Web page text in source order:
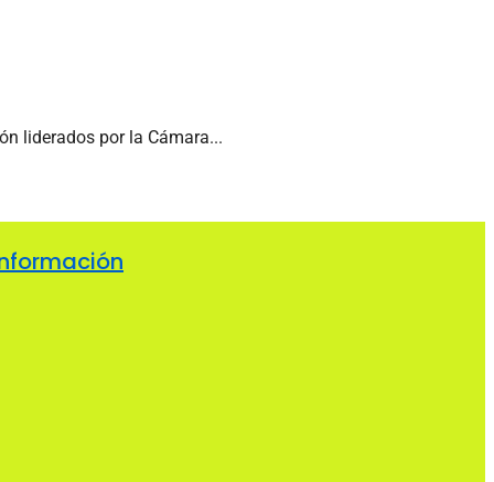
liderados por la Cámara...